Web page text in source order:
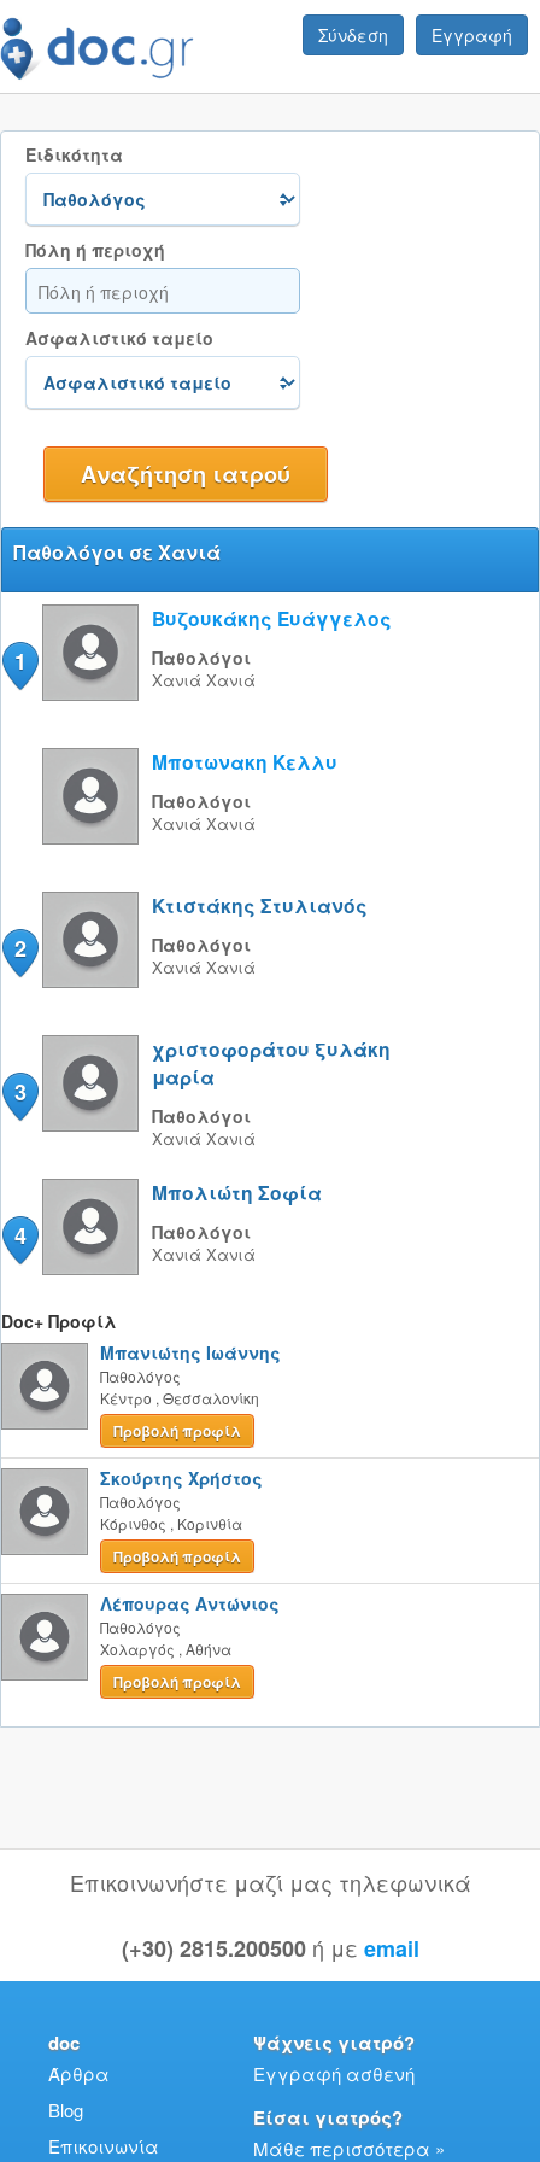
Σύνδεση Εγγραφή
Ειδικότητα
Πόλη ή περιοχή
Ασφαλιστικό ταμείο
Παθολόγοι σε Χανιά
1
Βυζουκάκης Ευάγγελος
Παθολόγοι
Χανιά Χανιά
Μποτωνακη Κελλυ
Παθολόγοι
Χανιά Χανιά
2
Κτιστάκης Στυλιανός
Παθολόγοι
Χανιά Χανιά
3
χριστοφοράτου ξυλάκη
μαρία
Παθολόγοι
Χανιά Χανιά
4
Μπολιώτη Σοφία
Παθολόγοι
Χανιά Χανιά
Doc+ Προφίλ
Μπανιώτης Ιωάννης
Παθολόγος
Κέντρο , Θεσσαλονίκη
Προβολή προφίλ
Σκούρτης Χρήστος
Παθολόγος
Κόρινθος , Κορινθία
Προβολή προφίλ
Λέπουρας Αντώνιος
Παθολόγος
Χολαργός , Αθήνα
Προβολή προφίλ
Επικοινωνήστε μαζί μας τηλεφωνικά
(+30) 2815.200500 ή με email
doc
Άρθρα
Blog
Επικοινωνία
Ψάχνεις γιατρό?
Εγγραφή ασθενή
Είσαι γιατρός?
Μάθε περισσότερα »